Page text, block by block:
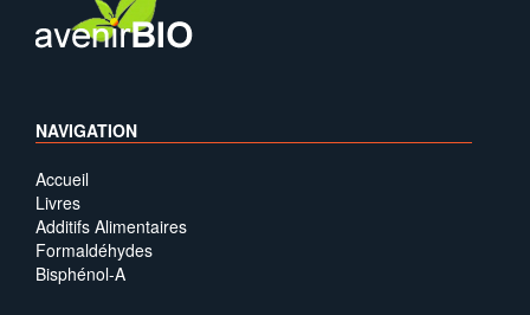
NAVIGATION
Accueil
Livres
Additifs Alimentaires
Formaldéhydes
Bisphénol-A